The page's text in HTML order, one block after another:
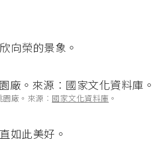
向榮的景象。
廠。來源︰ 國家文化資料庫 。
如此美好。